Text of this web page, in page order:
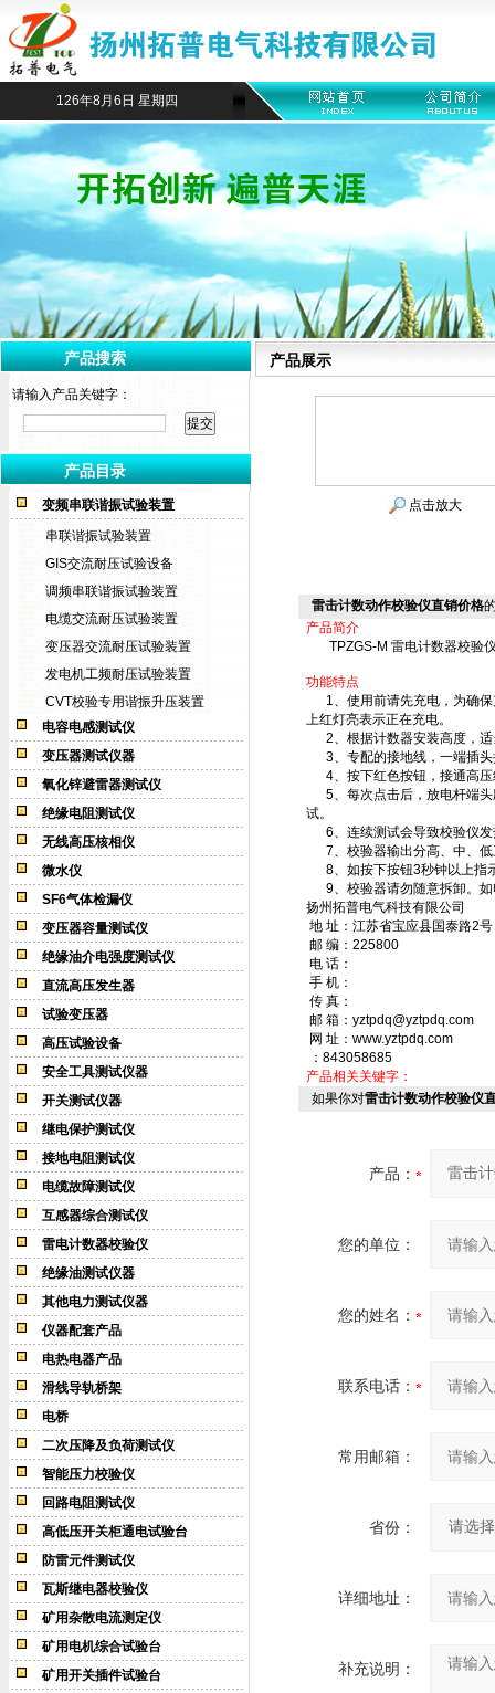
126年8月6日 星期四
产品搜索
请输入产品关键字：
产品目录
变频串联谐振试验装置
串联谐振试验装置
GIS交流耐压试验设备
调频串联谐振试验装置
电缆交流耐压试验装置
变压器交流耐压试验装置
发电机工频耐压试验装置
CVT校验专用谐振升压装置
电容电感测试仪
变压器测试仪器
氧化锌避雷器测试仪
绝缘电阻测试仪
无线高压核相仪
微水仪
SF6气体检漏仪
变压器容量测试仪
绝缘油介电强度测试仪
直流高压发生器
试验变压器
高压试验设备
安全工具测试仪器
开关测试仪器
继电保护测试仪
接地电阻测试仪
电缆故障测试仪
互感器综合测试仪
雷电计数器校验仪
绝缘油测试仪器
其他电力测试仪器
仪器配套产品
电热电器产品
滑线导轨桥架
电桥
二次压降及负荷测试仪
智能压力校验仪
回路电阻测试仪
高低压开关柜通电试验台
防雷元件测试仪
瓦斯继电器校验仪
矿用杂散电流测定仪
矿用电机综合试验台
矿用开关插件试验台
产品展示
点击放大
雷击计数动作校验仪直销价格
产品简介
TPZGS-M 雷电计数器校验仪
功能特点
1、使用前请先充电，为确保
上红灯亮表示正在充电。
2、根据计数器安装高度，适
3、专配的接地线，一端插头
4、按下红色按钮，接通高压
5、每次点击后，放电杆端头
试。
6、连续测试会导致校验仪发
7、校验器输出分高、中、低
8、如按下按钮3秒钟以上指
9、校验器请勿随意拆卸。如
扬州拓普电气科技有限公司
地 址：江苏省宝应县国泰路2号
邮 编： 225800
电 话：
手 机：
传 真：
邮 箱：yztpdq@yztpdq.com
网 址：www.yztpdq.com
：843058685
产品相关关键字：
如果你对雷击计数动作校验仪
产品：
您的单位：
您的姓名：
联系电话：
常用邮箱：
省份：
详细地址：
补充说明：